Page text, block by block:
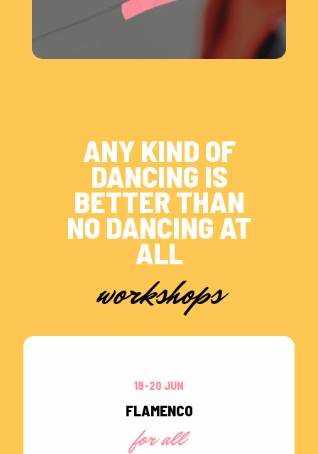
ANY KIND OF
DANCING IS
BETTER THAN
NO DANCING AT
ALL
workshops
19-20 JUN
FLAMENCO
for all